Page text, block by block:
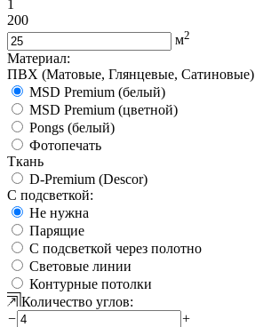
1
200
м2
Материал:
ПВХ (Матовые, Глянцевые, Сатиновые)
MSD Premium (белый)
MSD Premium (цветной)
Pongs (белый)
Фотопечать
Ткань
D-Premium (Descor)
С подсветкой:
Не нужна
Парящие
С подсветкой через полотно
Световые линии
Контурные потолки
Количество углов:
−
+